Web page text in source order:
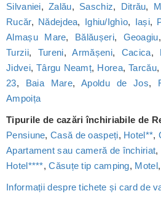
Silvaniei,Zalău, Saschiz, Ditrău,
Rucăr, Nădejdea, Ighiu/Ighìo, Iași,
Almașu Mare, Bălăușeri, Geoagiu
Turzii, Tureni,Armășeni, Cacica,
Jidvei,Târgu Neamț, Horea,Tarcău,
23, Baia Mare,Apoldu de Jos,
Ampoița
Tipurile de cazări închiriabile de
Pensiune,Casă de oaspeți, Hotel**,
Apartament sau cameră de închiriat,
Hotel****,Căsuțe tip camping, Motel,
Informații despre tichete și card de